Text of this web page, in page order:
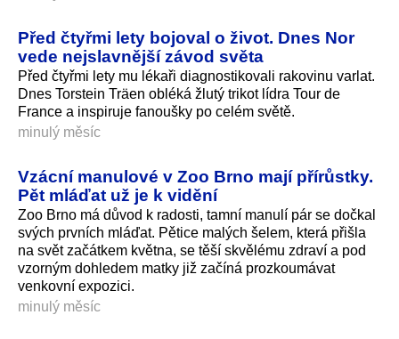
Před čtyřmi lety bojoval o život. Dnes Nor
vede nejslavnější závod světa
Před čtyřmi lety mu lékaři diagnostikovali rakovinu varlat.
Dnes Torstein Träen obléká žlutý trikot lídra Tour de
France a inspiruje fanoušky po celém světě.
minulý měsíc
Vzácní manulové v Zoo Brno mají přírůstky.
Pět mláďat už je k vidění
Zoo Brno má důvod k radosti, tamní manulí pár se dočkal
svých prvních mláďat. Pětice malých šelem, která přišla
na svět začátkem května, se těší skvělému zdraví a pod
vzorným dohledem matky již začíná prozkoumávat
venkovní expozici.
minulý měsíc